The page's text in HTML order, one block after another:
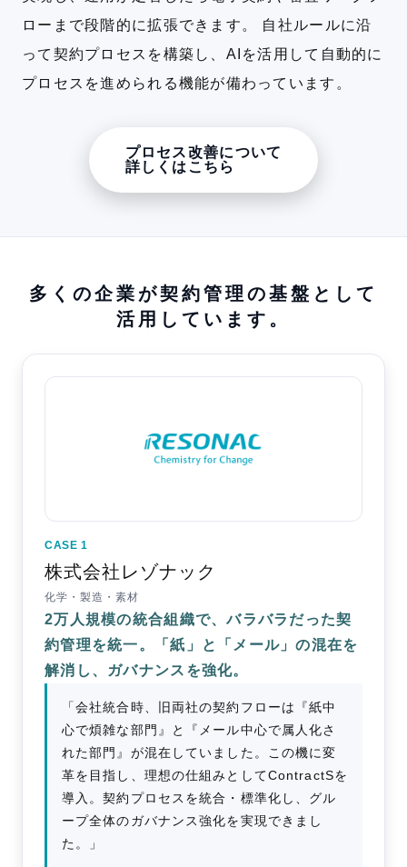
ローまで段階的に拡張できます。
自社ルールに沿
って契約プロセスを構築し、AIを活用して自動的に
プロセスを進められる機能が備わっています。
プロセス改善について
詳しくはこちら
多くの企業が契約管理の基盤として
活用しています。
CASE 1
株式会社レゾナック
化学・製造・素材
2万人規模の統合組織で、バラバラだった契
約管理を統一。「紙」と「メール」の混在を
解消し、ガバナンスを強化。
「会社統合時、旧両社の契約フローは『紙中
心で煩雑な部門』と『メール中心で属人化さ
れた部門』が混在していました。この機に変
革を目指し、理想の仕組みとしてContractSを
導入。契約プロセスを統合・標準化し、グル
ープ全体のガバナンス強化を実現できまし
た。」